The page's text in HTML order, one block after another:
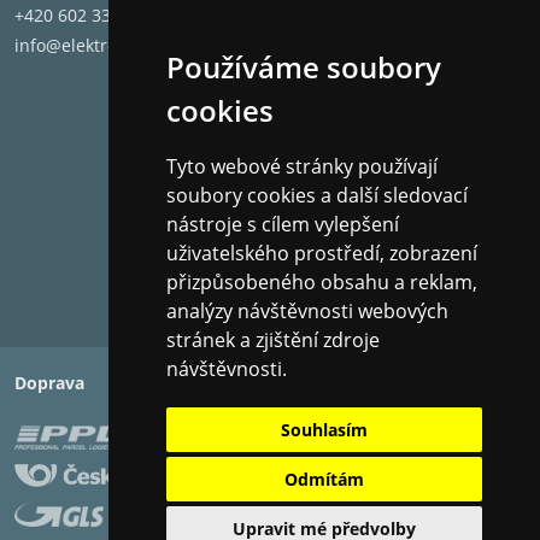
Používáme soubory
cookies
Tyto webové stránky používají
soubory cookies a další sledovací
nástroje s cílem vylepšení
uživatelského prostředí, zobrazení
přizpůsobeného obsahu a reklam,
analýzy návštěvnosti webových
stránek a zjištění zdroje
návštěvnosti.
Souhlasím
Odmítám
Upravit mé předvolby
Ideální pro instalace do "husích krků".
Materiál
:polotuhý soustředěný svazek vodičů z mědi s
: 2×14 AWG (2,08 mm?).
Uvedena cena za 1 metr!
Prodává se také po cívkách (152 metrů).
+420 602 331 662
info@elektronet.cz
Doprava Platba